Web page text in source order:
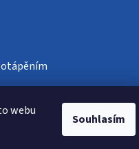
webu
Souhlasím